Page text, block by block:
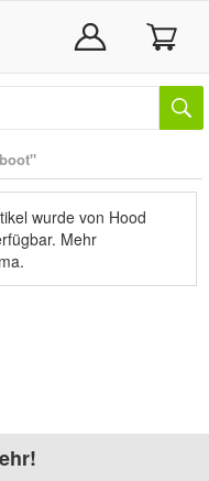
wurde von Hood
Mehr